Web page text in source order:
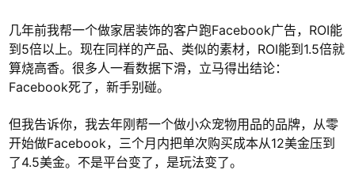
几年前我帮一个做家居装饰的客户跑Facebook广告，ROI能
到5倍以上。现在同样的产品、类似的素材，ROI能到1.5倍就
算烧高香。很多人一看数据下滑，立马得出结论：
Facebook死了，新手别碰。
但我告诉你，我去年刚帮一个做小众宠物用品的品牌，从零
开始做Facebook，三个月内把单次购买成本从12美金压到
了4.5美金。不是平台变了，是玩法变了。